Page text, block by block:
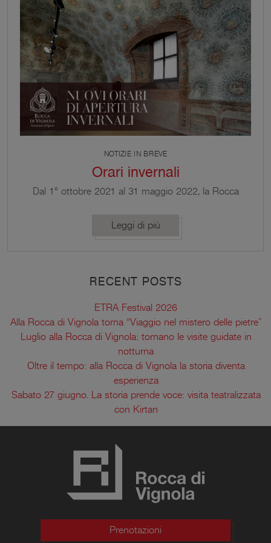
NOTIZIE IN BREVE
Orari invernali
Dal 1° ottobre 2021 al 31 maggio 2022, la Rocca
– 13:00 / 15:30 – 18:00. Ingresso gratuito con
obbligo di prenotazione online.
Leggi di più
RECENT POSTS
ETRA Festival 2026
Alla Rocca di Vignola torna “Viaggio nel mistero delle pietre”
Luglio alla Rocca di Vignola: tornano le visite guidate in
notturna
Oltre il tempo: alla Rocca di Vignola la storia diventa
esperienza
Sabato 27 giugno. La storia prende voce: visita teatralizzata
con Kirtan
Prenotazioni